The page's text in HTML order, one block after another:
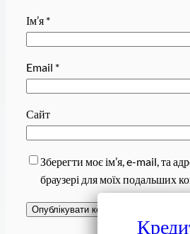
Ім’я *
Email *
Сайт
Зберегти моє ім’я, e-mail, та
браузері для моїх подальших